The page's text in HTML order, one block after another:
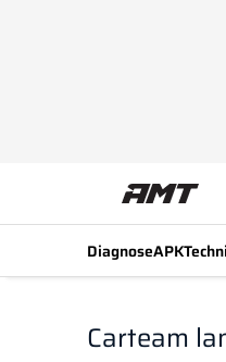
DiagnoseAPK
Carteam